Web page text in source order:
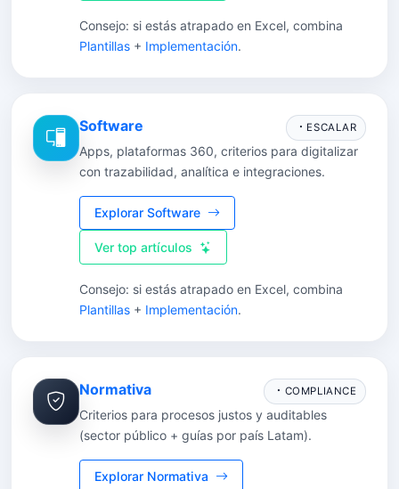
Consejo: si estás atrapado en Excel, combina
Plantillas + Implementación.
Software ESCALAR
Apps, plataformas 360, criterios para digitalizar
con trazabilidad, analítica e integraciones.
Explorar Software
Ver top artículos
Consejo: si estás atrapado en Excel, combina
Plantillas + Implementación.
Normativa COMPLIANCE
Criterios para procesos justos y auditables
(sector público + guías por país Latam).
Explorar Normativa